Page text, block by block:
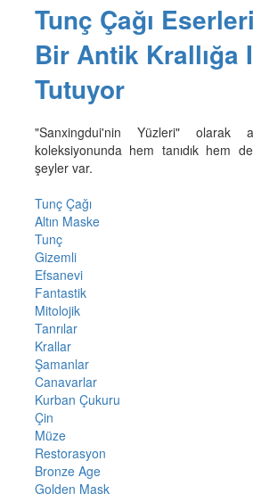
Tunç Çağı
Bir Antik Krallığa
Tutuyor
"Sanxingdui'nin Yüzleri" olarak
koleksiyonunda hem tanıdık hem
şeyler var.
Tunç Çağı
Altın Maske
Tunç
Gizemli
Efsanevi
Fantastik
Mitolojik
Tanrılar
Krallar
Şamanlar
Canavarlar
Kurban Çukuru
Çin
Müze
Restorasyon
Bronze Age
Golden Mask